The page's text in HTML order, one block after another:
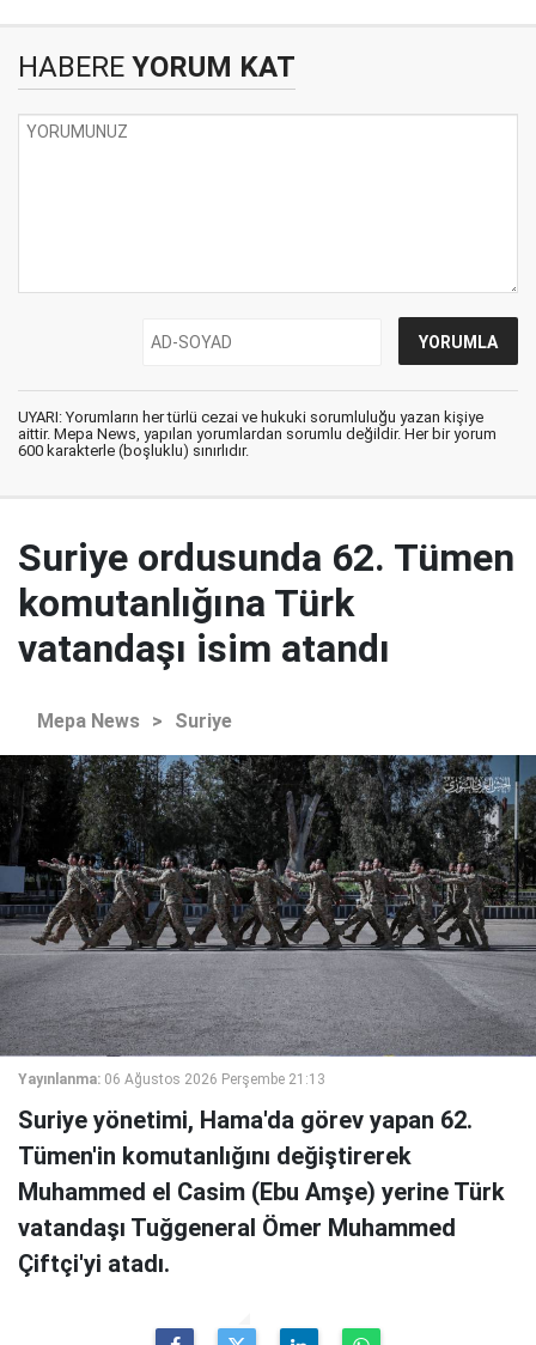
HABERE YORUM KAT
UYARI: Yorumların her türlü cezai ve hukuki sorumluluğu yazan kişiye
aittir. Mepa News, yapılan yorumlardan sorumlu değildir. Her bir yorum
600 karakterle (boşluklu) sınırlıdır.
Suriye ordusunda 62. Tümen
komutanlığına Türk
vatandaşı isim atandı
Mepa News > Suriye
Yayınlanma: 06 Ağustos 2026 Perşembe 21:13
Suriye yönetimi, Hama'da görev yapan 62.
Tümen'in komutanlığını değiştirerek
Muhammed el Casim (Ebu Amşe) yerine Türk
vatandaşı Tuğgeneral Ömer Muhammed
Çiftçi'yi atadı.